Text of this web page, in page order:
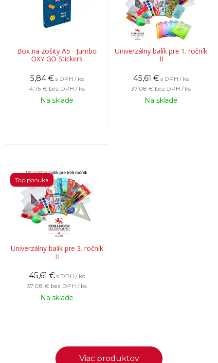
Box na zošity A5 - Jumbo
OXY GO Stickers
5,84 € s DPH / ks
4,75 € bez DPH / ks
Na sklade
Univerzálny balík pre 1. ročník
II
45,61 € s DPH / ks
37,08 € bez DPH / ks
Na sklade
Univerzálny balík pre 3. ročník
II
Top ponuka
45,61 € s DPH / ks
37,08 € bez DPH / ks
Na sklade
Viac produktov